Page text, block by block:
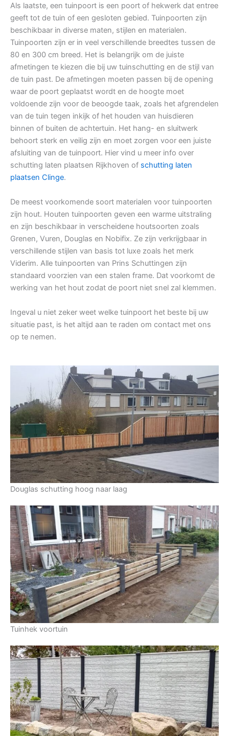
Als laatste, een tuinpoort is een poort of hekwerk dat entree
geeft tot de tuin of een gesloten gebied. Tuinpoorten zijn
beschikbaar in diverse maten, stijlen en materialen.
Tuinpoorten zijn er in veel verschillende breedtes tussen de
80 en 300 cm breed. Het is belangrijk om de juiste
afmetingen te kiezen die bij uw tuinschutting en de stijl van
de tuin past. De afmetingen moeten passen bij de opening
waar de poort geplaatst wordt en de hoogte moet
voldoende zijn voor de beoogde taak, zoals het afgrendelen
van de tuin tegen inkijk of het houden van huisdieren
binnen of buiten de achtertuin. Het hang- en sluitwerk
behoort sterk en veilig zijn en moet zorgen voor een juiste
afsluiting van de tuinpoort. Hier vind u meer info over
schutting laten plaatsen Rijkhoven of schutting laten
plaatsen Clinge.
De meest voorkomende soort materialen voor tuinpoorten
zijn hout. Houten tuinpoorten geven een warme uitstraling
en zijn beschikbaar in verscheidene houtsoorten zoals
Grenen, Vuren, Douglas en Nobifix. Ze zijn verkrijgbaar in
verschillende stijlen van basis tot luxe zoals het merk
Viderim. Alle tuinpoorten van Prins Schuttingen zijn
standaard voorzien van een stalen frame. Dat voorkomt de
werking van het hout zodat de poort niet snel zal klemmen.
Ingeval u niet zeker weet welke tuinpoort het beste bij uw
situatie past, is het altijd aan te raden om contact met ons
op te nemen.
Douglas schutting hoog naar laag
Tuinhek voortuin